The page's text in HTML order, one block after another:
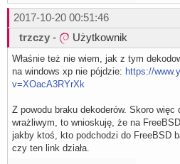
2017-10-20 00:51:46
trzczy - Użytkownik
Właśnie też nie wiem, jak z tym
na windows xp nie pójdzie: https://
v=XOacA3RYrXk
Z powodu braku dekoderów. Skoro
wrażliwym, to wnioskuję, że na
jakby ktoś, kto podchodzi do FreeBSD
czy ten link działa.